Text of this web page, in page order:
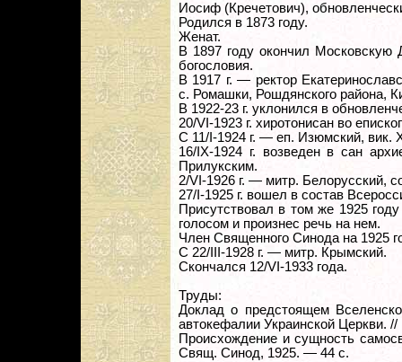
Иосиф (Кречетович),
Родился в 1873 году.
Женат.
В 1897 году окончил
богословия.
В 1917 г. — ректор
с. Ромашки, Рошдянского района,
В 1922-23 г. уклонился в
20/VI-1923 г. хиротонисан во
С 11/I-1924 г. — еп. Изюмский, вик.
16/IX-1924 г. возведен в сан
Прилукским.
2/VI-1926 г. — митр. Белорусский,
27/I-1925 г. вошел в состав
Присутствовал в том же 1925
голосом и произнес речь на нем.
Член Священного Синода на 1925
С 22/III-1928 г. — митр. Крымский.
Скончался 12/VI-1933 года.
Труды:
Доклад о предстоящем
автокефалии Украинской Церкви.
Происхождение и сущность
Свящ. Синод, 1925. — 44 с.